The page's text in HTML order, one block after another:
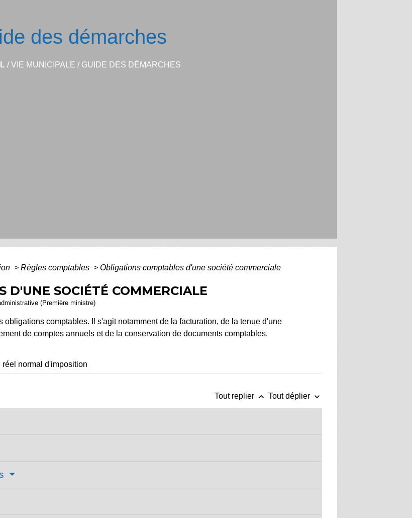
des démarches
/VIE MUNICIPALE / GUIDE DES DÉMARCHES
> Règles comptables > Obligations comptables d'une société commerciale
D'UNE SOCIÉTÉ COMMERCIALE
(Première ministre)
comptables. Il s'agit notamment de la facturation, de la tenue d'une
de comptes annuels et de la conservation de documents comptables.
réel normal d'imposition
Tout replier keyboard_arrow_up Tout déplier keyboard_arrow_down